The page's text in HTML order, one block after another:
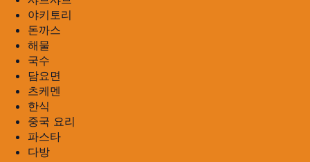
야키토리
돈까스
해물
국수
담요면
츠케멘
한식
중국 요리
파스타
다방